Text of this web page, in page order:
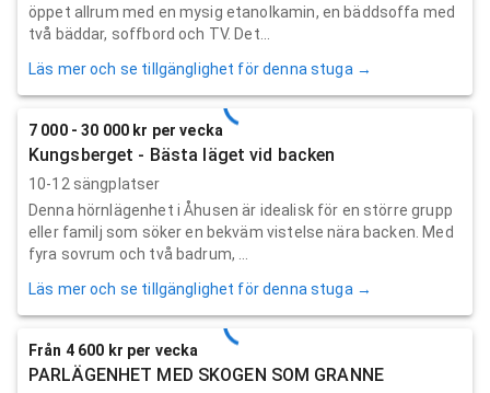
öppet allrum med en mysig etanolkamin, en bäddsoffa med
två bäddar, soffbord och TV. Det...
Läs mer och se tillgänglighet för denna stuga →
7 000 - 30 000 kr per vecka
Kungsberget - Bästa läget vid backen
10-12 sängplatser
Denna hörnlägenhet i Åhusen är idealisk för en större grupp
eller familj som söker en bekväm vistelse nära backen. Med
fyra sovrum och två badrum, ...
Läs mer och se tillgänglighet för denna stuga →
Från 4 600 kr per vecka
PARLÄGENHET MED SKOGEN SOM GRANNE